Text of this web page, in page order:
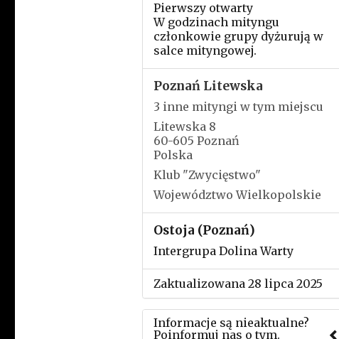
Pierwszy otwarty
W godzinach mityngu
członkowie grupy dyżurują w
salce mityngowej.
Poznań Litewska
3 inne mityngi w tym miejscu
Litewska 8
60-605 Poznań
Polska
Klub "Zwycięstwo"
Województwo Wielkopolskie
Ostoja (Poznań)
Intergrupa Dolina Warty
Zaktualizowana 28 lipca 2025
Informacje są nieaktualne?
Poinformuj nas o tym.